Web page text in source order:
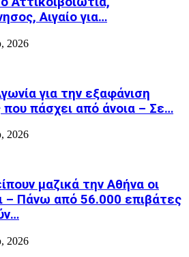
Αιγαίο για…
2026
για την εξαφάνιση
που πάσχει από άνοια – Σε…
2026
μαζικά την Αθήνα οι
– Πάνω από 56.000 επιβάτες
2026